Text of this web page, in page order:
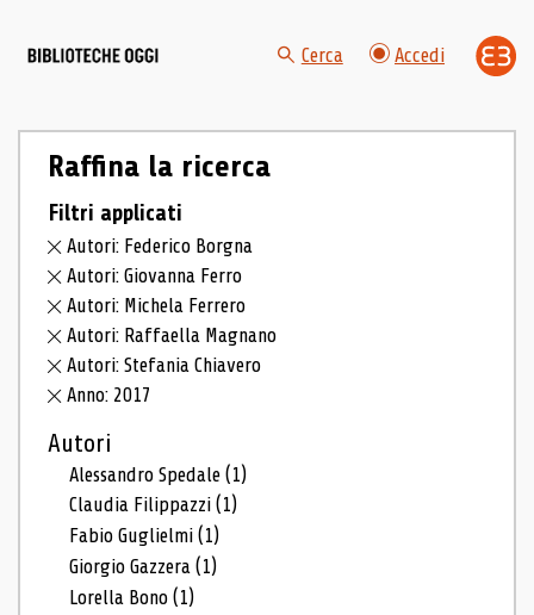
Cerca Accedi
Raffina la ricerca
Filtri applicati
Autori: Federico Borgna
Autori: Giovanna Ferro
Autori: Michela Ferrero
Autori: Raffaella Magnano
Autori: Stefania Chiavero
Anno: 2017
Autori
Alessandro Spedale(1)
Claudia Filippazzi(1)
Fabio Guglielmi(1)
Giorgio Gazzera(1)
Lorella Bono(1)